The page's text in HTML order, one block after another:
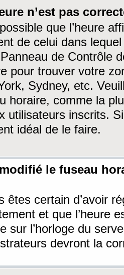
n’est pas
que l’heure
de celui dans
de Contrôle
pour trouver votre
Sydney, etc.
horaire, comme la
utilisateurs inscrits.
idéal de le faire.
modifié le fuseau
êtes certain d’avoir
et que l’heure
sur l’horloge du
devront la